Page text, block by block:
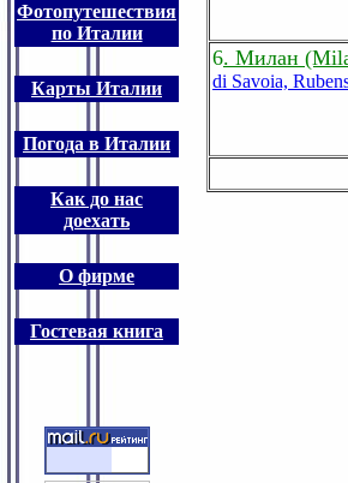
Фотопутешествия
по Италии
Карты Италии
Погода в Италии
Как до нас
доехать
О фирме
Гостевая книга
6. Милан
di Savoia,